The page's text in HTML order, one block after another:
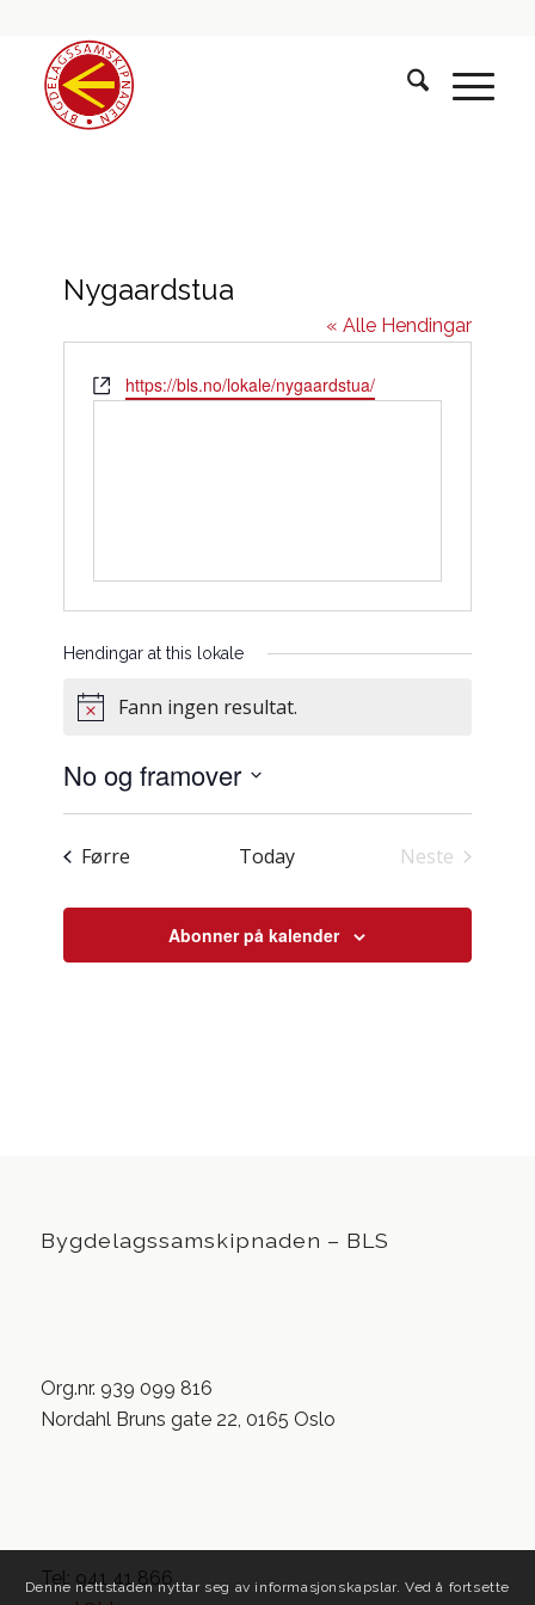
Nygaardstua
« Alle Hendingar
Websitehttps://bls.no/lokale/nygaardstua/
Hendingar at this lokale
NoticeFann ingen resultat.
No og framover
Førre Today
Neste
Abonner på kalender
Bygdelagssamskipnaden – BLS
Org.nr. 939 099 816
Nordahl Bruns gate 22, 0165 Oslo
Tel: 941 41 866
Denne nettstaden nyttar seg av informasjonskapslar. Ved å fortsette